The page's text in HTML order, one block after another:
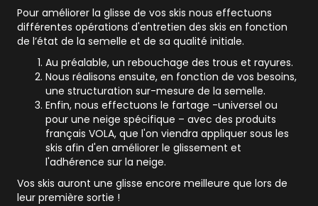
Pour améliorer la glisse de vos skis nous effectuons
différentes opérations d'entretien des skis en fonction
de l’état de la semelle et de sa qualité initiale.
Au préalable, un rebouchage des trous et rayures.
Nous réalisons ensuite, en fonction de vos besoins,
une structuration sur-mesure de la semelle.
Enfin, nous effectuons le fartage -universel ou
pour une neige spécifique – avec des produits
français VOLA, que l'on viendra appliquer sous les
skis afin d'en améliorer le glissement et
l'adhérence sur la neige.
Vos skis auront une glisse encore meilleure que lors de
leur première sortie !